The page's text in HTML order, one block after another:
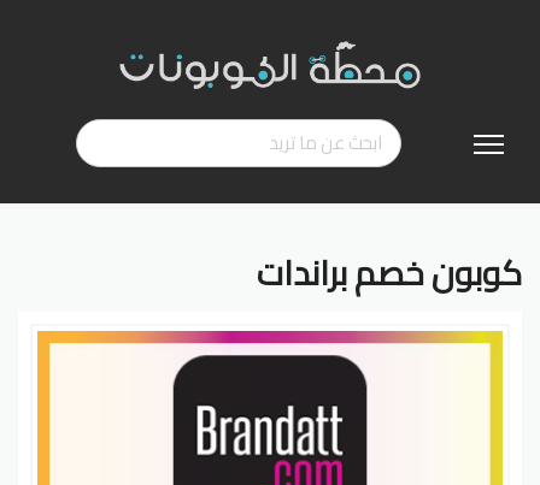
إلى
كوبون خصم براندات